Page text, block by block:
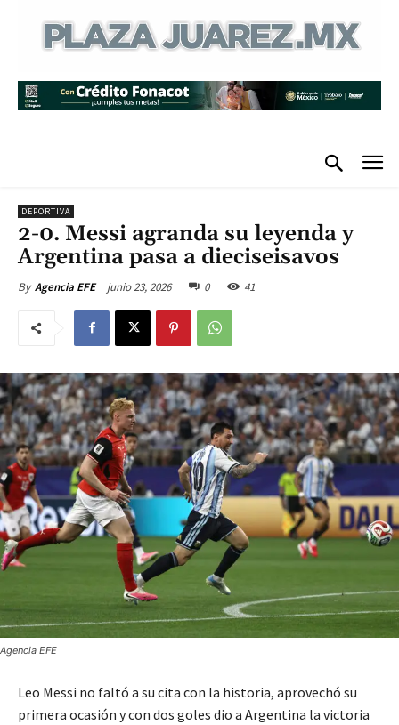
DEPORTIVA
2-0. Messi agranda su leyenda y
Argentina pasa a dieciseisavos
By Agencia EFE junio 23, 2026 0 41
Agencia EFE
Leo Messi no faltó a su cita con la historia, aprovechó su
primera ocasión y con dos goles dio a Argentina la victoria